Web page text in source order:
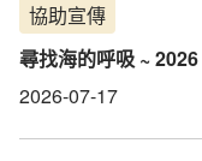
協助宣傳
尋找海的呼吸 ~
2026-07-17